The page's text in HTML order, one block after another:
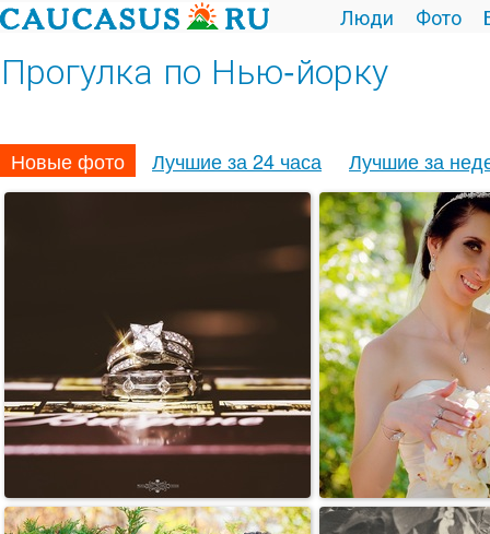
Люди Фото
Прогулка по Нью-йорку
Новые фото Лучшие за 24 часа Лучшие за